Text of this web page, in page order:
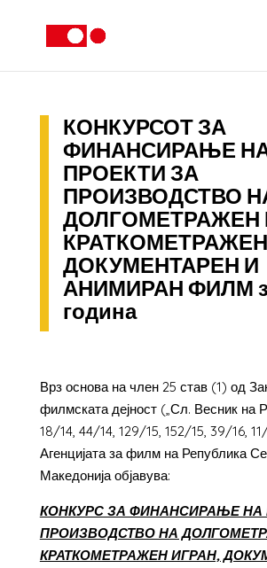
КОНКУРСОТ ЗА
ФИНАНСИРАЊЕ
ПРОЕКТИ ЗА
ПРОИЗВОДСТВО
ДОЛГОМЕТРАЖЕН
ДОКУМЕНТАРЕН И
АНИМИРАН ФИЛМ
година
Врз основа на член 25 став (1) од
филмската дејност („Сл. Весник на
18/14, 44/14, 129/15, 152/15, 39/16,
Агенцијата за филм на Република
Македонија објавува:
КОНКУРС ЗА ФИНАНСИРАЊЕ НА
ПРОИЗВОДСТВО НА
КРАТКОМЕТРАЖЕН ИГРАН,